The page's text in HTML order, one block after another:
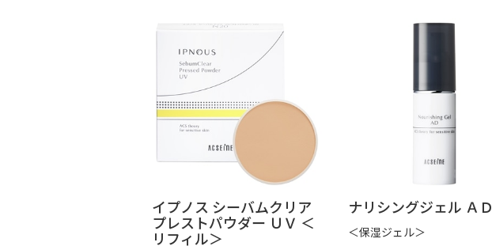
イプノス シーバムクリア
プレストパウダー ＵＶ ＜
リフィル＞
ナリシングジェル ＡＤ
＜保湿ジェル＞